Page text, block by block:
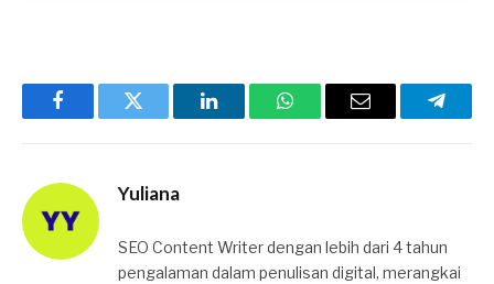
FacebookTwitter LinkedInWhatsAppEmail
Yuliana
SEO Content Writer dengan lebih dari 4 tahun
pengalaman dalam penulisan digital, merangkai